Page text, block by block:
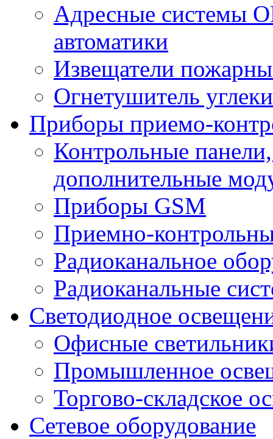
Адресные системы
автоматики
Извещатели
Огнетушитель
Приборы приемо-
Контрольные
дополнительные
Приборы GSM
Приемно-
Радиоканальное
Радиоканальные
Светодиодное
Офисные
Промышленное
Торгово-складское
Сетевое оборудование